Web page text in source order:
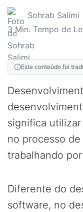
Sohrab Salimi
3Min. Tempo de
Este conteúdo foi
significa
no processo
trabalhando
Diferente do
software, no